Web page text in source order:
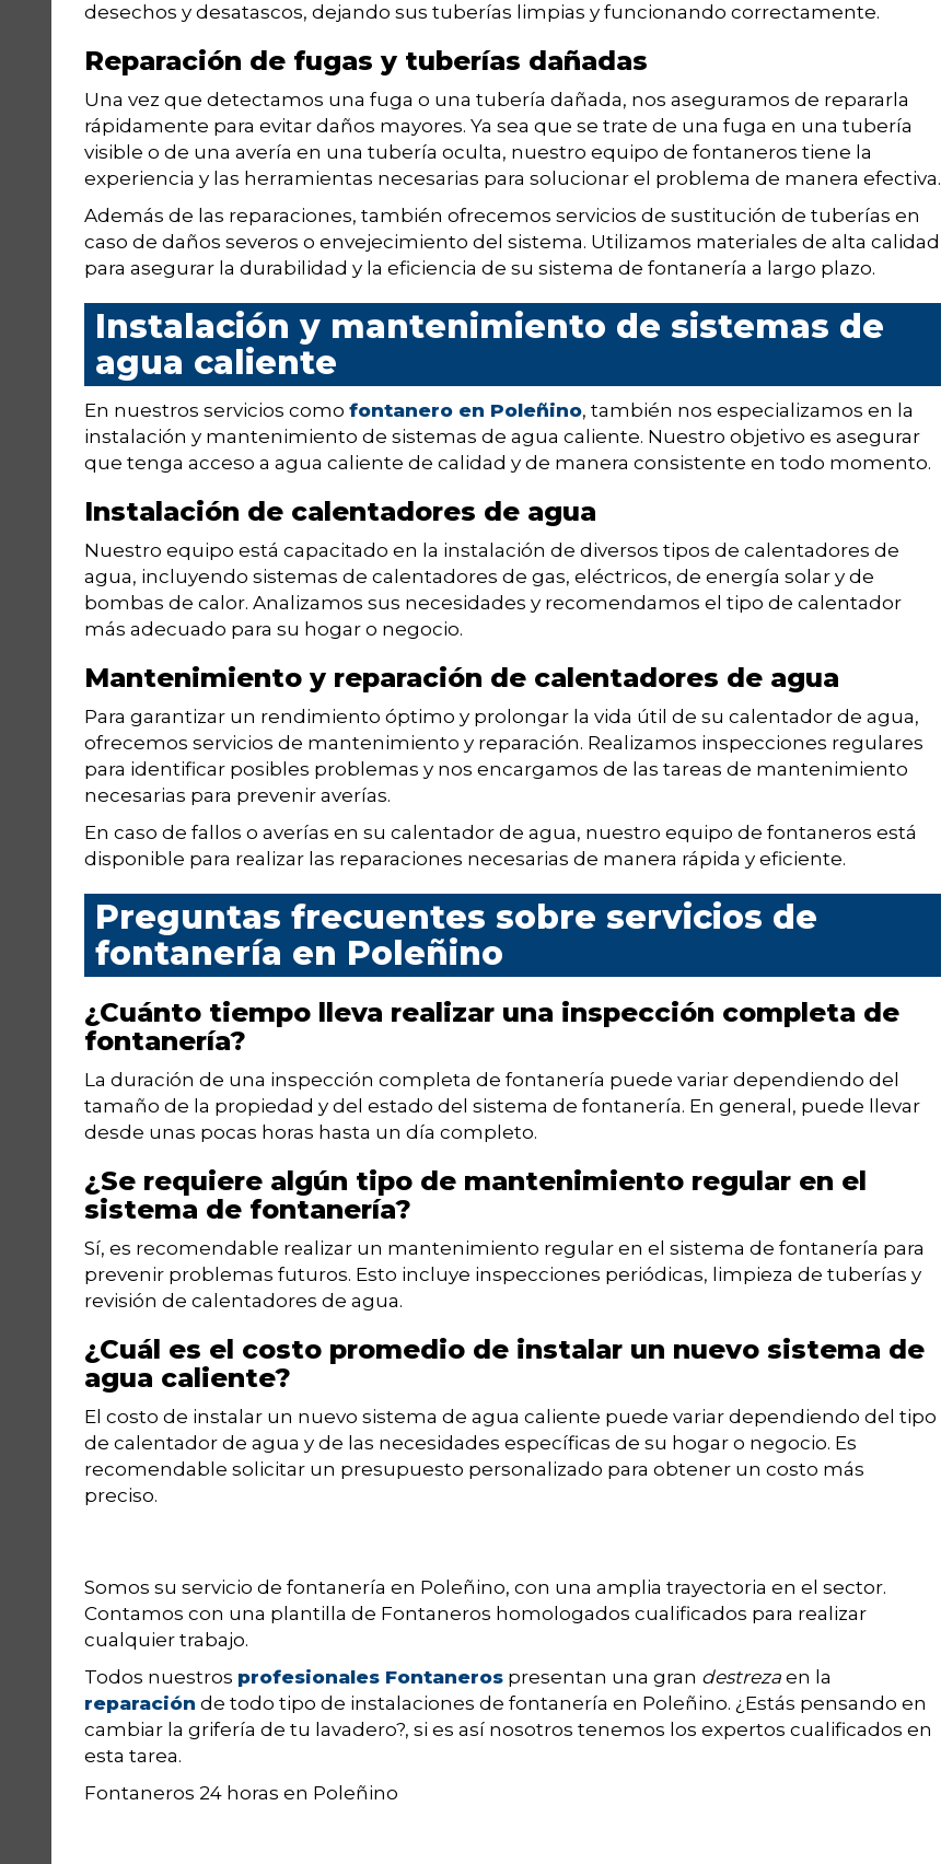
desechos y desatascos, dejando sus tuberías limpias y funcionando correctamente.
Reparación de fugas y tuberías dañadas
Una vez que detectamos una fuga o una tubería dañada, nos aseguramos de repararla
rápidamente para evitar daños mayores. Ya sea que se trate de una fuga en una tubería
visible o de una avería en una tubería oculta, nuestro equipo de fontaneros tiene la
experiencia y las herramientas necesarias para solucionar el problema de manera efectiva.
Además de las reparaciones, también ofrecemos servicios de sustitución de tuberías en
caso de daños severos o envejecimiento del sistema. Utilizamos materiales de alta calidad
para asegurar la durabilidad y la eficiencia de su sistema de fontanería a largo plazo.
Instalación y mantenimiento de sistemas de
agua caliente
En nuestros servicios como fontanero en Poleñino, también nos especializamos en la
instalación y mantenimiento de sistemas de agua caliente. Nuestro objetivo es asegurar
que tenga acceso a agua caliente de calidad y de manera consistente en todo momento.
Instalación de calentadores de agua
Nuestro equipo está capacitado en la instalación de diversos tipos de calentadores de
agua, incluyendo sistemas de calentadores de gas, eléctricos, de energía solar y de
bombas de calor. Analizamos sus necesidades y recomendamos el tipo de calentador
más adecuado para su hogar o negocio.
Mantenimiento y reparación de calentadores de agua
Para garantizar un rendimiento óptimo y prolongar la vida útil de su calentador de agua,
ofrecemos servicios de mantenimiento y reparación. Realizamos inspecciones regulares
para identificar posibles problemas y nos encargamos de las tareas de mantenimiento
necesarias para prevenir averías.
En caso de fallos o averías en su calentador de agua, nuestro equipo de fontaneros está
disponible para realizar las reparaciones necesarias de manera rápida y eficiente.
Preguntas frecuentes sobre servicios de
fontanería en Poleñino
¿Cuánto tiempo lleva realizar una inspección completa de
fontanería?
La duración de una inspección completa de fontanería puede variar dependiendo del
tamaño de la propiedad y del estado del sistema de fontanería. En general, puede llevar
desde unas pocas horas hasta un día completo.
¿Se requiere algún tipo de mantenimiento regular en el
sistema de fontanería?
Sí, es recomendable realizar un mantenimiento regular en el sistema de fontanería para
prevenir problemas futuros. Esto incluye inspecciones periódicas, limpieza de tuberías y
revisión de calentadores de agua.
¿Cuál es el costo promedio de instalar un nuevo sistema de
agua caliente?
El costo de instalar un nuevo sistema de agua caliente puede variar dependiendo del tipo
de calentador de agua y de las necesidades específicas de su hogar o negocio. Es
recomendable solicitar un presupuesto personalizado para obtener un costo más
preciso.
Somos su servicio de fontanería en Poleñino, con una amplia trayectoria en el sector.
Contamos con una plantilla de Fontaneros homologados cualificados para realizar
cualquier trabajo.
Todos nuestros profesionales Fontaneros presentan una gran destreza en la
reparación de todo tipo de instalaciones de fontanería en Poleñino. ¿Estás pensando en
cambiar la grifería de tu lavadero?, si es así nosotros tenemos los expertos cualificados en
esta tarea.
Fontaneros 24 horas en Poleñino